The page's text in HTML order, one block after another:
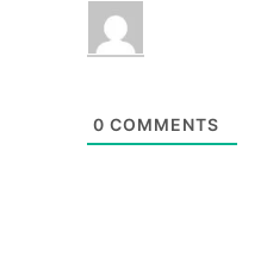
0 COMMENTS